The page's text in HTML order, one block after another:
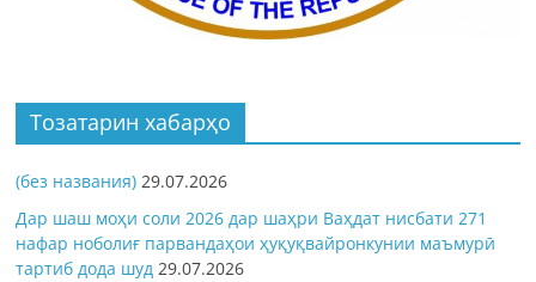
Тозатарин хабарҳо
(без названия) 29.07.2026
Дар шаш моҳи соли 2026 дар шаҳри Ваҳдат нисбати 271
нафар ноболиғ парвандаҳои ҳуқуқвайронкунии маъмурӣ
тартиб дода шуд 29.07.2026